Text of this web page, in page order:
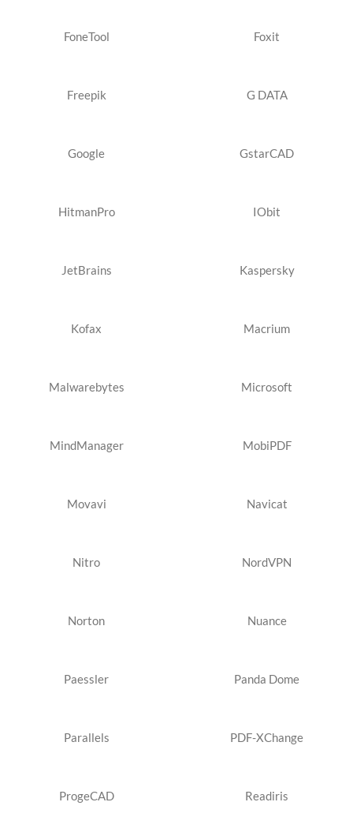
FoneTool Foxit
Freepik G DATA
Google GstarCAD
HitmanPro IObit
JetBrains Kaspersky
Kofax Macrium
Malwarebytes Microsoft
MindManager MobiPDF
Movavi Navicat
Nitro NordVPN
Norton Nuance
Paessler Panda Dome
Parallels PDF-XChange
ProgeCAD Readiris